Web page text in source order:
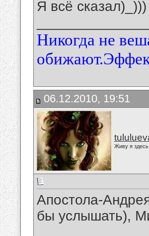
Я всё сказал)_)))
Никогда не
06.12.2010, 19:51
Живу я здесь
Апостола-
бы услышать),